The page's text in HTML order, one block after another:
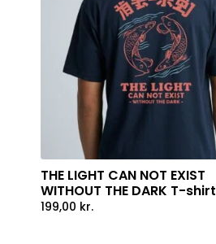
THE LIGHT CAN NOT EXIST
WITHOUT THE DARK T-shirt
199,00 kr.